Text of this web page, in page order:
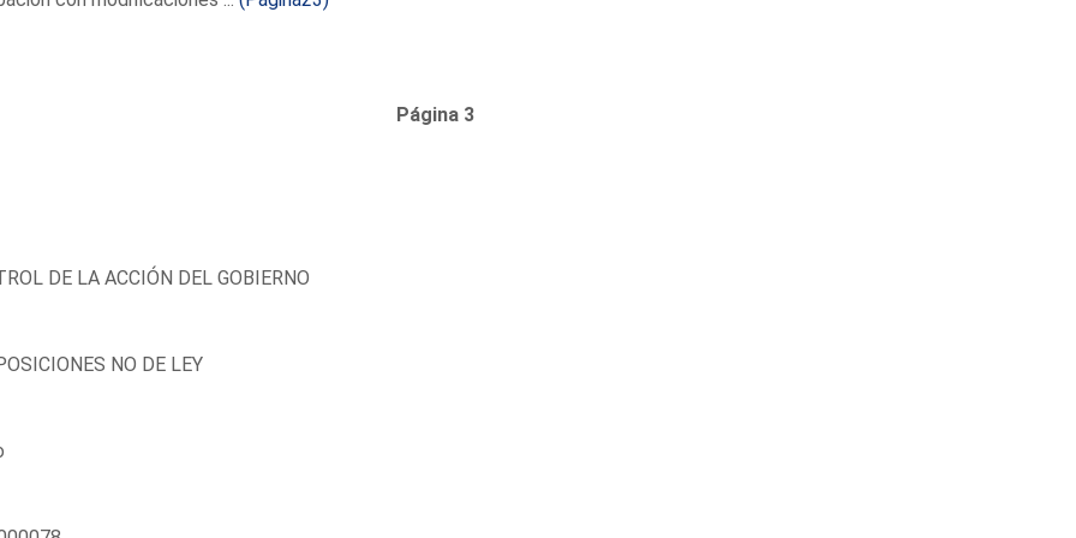
Página 3
DE LA ACCIÓN DEL GOBIERNO
NO DE LEY